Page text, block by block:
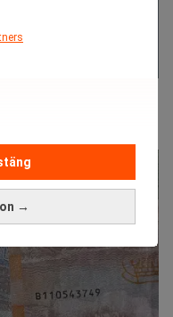
→
än resten av